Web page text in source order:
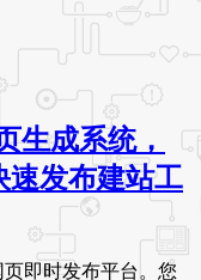
生成系统，
速发布建站工
页即时发布平台。您